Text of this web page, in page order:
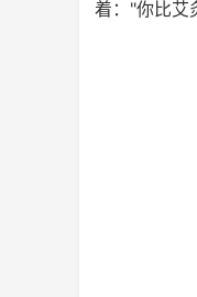
着："你比艾